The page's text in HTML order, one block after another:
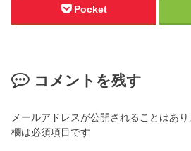
Pocket
コメントを残す
メールアドレスが公開されることはあり
欄は必須項目です